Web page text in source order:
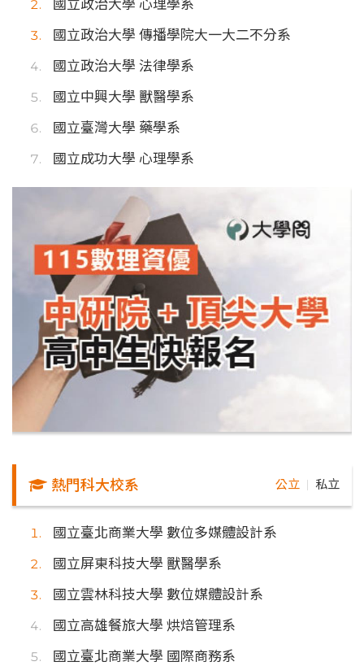
國立政治大學 心理學系
國立政治大學 傳播學院大一大二不分系
國立政治大學 法律學系
國立中興大學 獸醫學系
國立臺灣大學 藥學系
國立成功大學 心理學系
熱門科大校系 公立 私立
國立臺北商業大學 數位多媒體設計系
國立屏東科技大學 獸醫學系
國立雲林科技大學 數位媒體設計系
國立高雄餐旅大學 烘焙管理系
國立臺北商業大學 國際商務系